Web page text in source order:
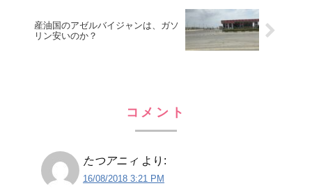
産油国のアゼルバイジャンは、ガソ
リン安いのか？
コメント
たつアニィ より:
16/08/2018 3:21 PM